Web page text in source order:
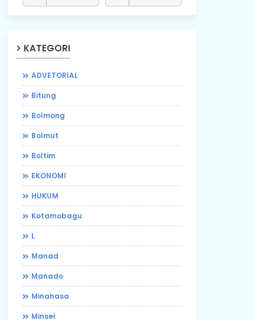
KATEGORI
ADVETORIAL
Bitung
Bolmong
Bolmut
Boltim
EKONOMI
HUKUM
Kotamobagu
L
Manad
Manado
Minahasa
Minsel